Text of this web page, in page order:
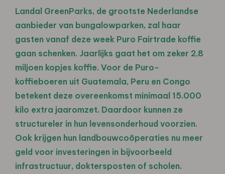
Landal GreenParks, de grootste Nederlandse
aanbieder van bungalowparken, zal haar
gasten vanaf deze week Puro Fairtrade koffie
gaan schenken. Jaarlijks gaat het om zeker 2,8
miljoen kopjes koffie. Voor de Puro-
koffieboeren uit Guatemala, Peru en Congo
betekent deze overeenkomst minimaal 15.000
kilo extra jaaromzet. Daardoor kunnen ze
structureler in hun levensonderhoud voorzien.
Ook krijgen hun landbouwcoöperaties nu meer
geld voor investeringen in bijvoorbeeld
infrastructuur, doktersposten of scholen.